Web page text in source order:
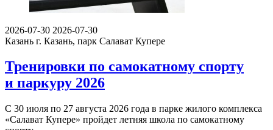
2026-07-30 2026-07-30
Казань г. Казань, парк Салават Купере
Тренировки по самокатному спорту
и паркуру 2026
С 30 июля по 27 августа 2026 года в парке жилого комплекса
«Салават Купере» пройдет летняя школа по самокатному